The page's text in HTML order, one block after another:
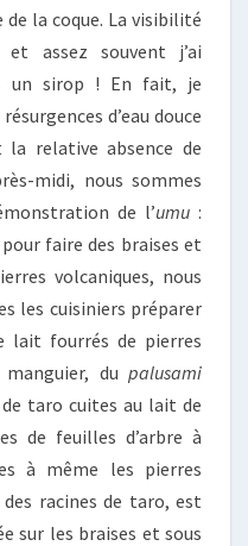
la coque. La visibilité
assez souvent j’ai
un sirop ! En fait, je
d’eau douce
relative absence de
midi, nous sommes
de l’umu :
faire des braises et
volcaniques, nous
les cuisiniers préparer
lait fourrés de pierres
du palusami
taro cuites au lait de
de feuilles d’arbre à
à même les pierres
racines de taro, est
sur les braises et sous